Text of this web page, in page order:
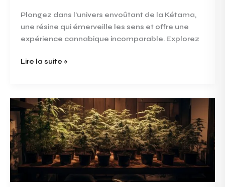
Plongez dans l’univers envoûtant de la Kétama,
une résine qui émerveille les sens et offre une
expérience cannabique incomparable. Explorez
Lire la suite »
Libanais
Rouge
:
Un
Voyage
Envoûtant